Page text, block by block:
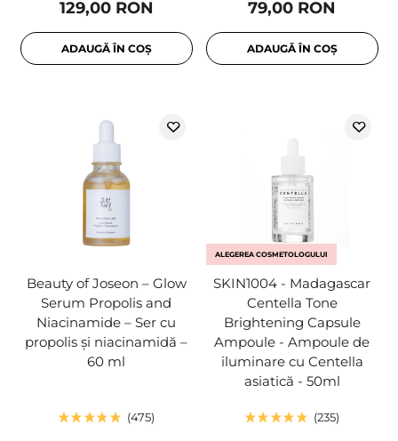
129,00 RON
ADAUGĂ ÎN COȘ
79,00 RON
ADAUGĂ ÎN COȘ
Beauty of Joseon – Glow
Serum Propolis and
Niacinamide – Ser cu
propolis și niacinamidă –
60 ml
475
ALEGEREA COSMETOLOGULUI
SKIN1004 - Madagascar
Centella Tone
Brightening Capsule
Ampoule - Ampoule de
iluminare cu Centella
asiatică - 50ml
235